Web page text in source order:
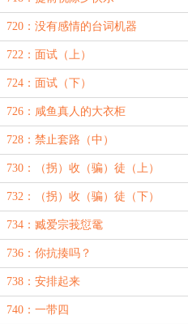
720：没有感情的台词机器
722：面试（上）
724：面试（下）
726：咸鱼真人的大衣柜
728：禁止套路（中）
730：（拐）收（骗）徒（上）
732：（拐）收（骗）徒（下）
734：臧爱宗莪愆鼋
736：你抗揍吗？
738：安排起来
740：一带四